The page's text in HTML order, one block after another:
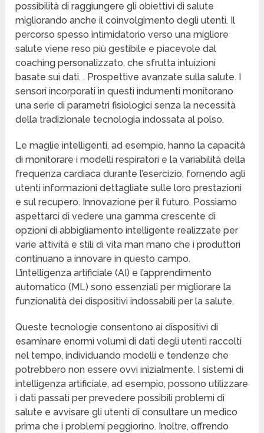
possibilità di raggiungere gli obiettivi di salute
migliorando anche il coinvolgimento degli utenti. Il
percorso spesso intimidatorio verso una migliore
salute viene reso più gestibile e piacevole dal
coaching personalizzato, che sfrutta intuizioni
basate sui dati. . Prospettive avanzate sulla salute. I
sensori incorporati in questi indumenti monitorano
una serie di parametri fisiologici senza la necessità
della tradizionale tecnologia indossata al polso.
Le maglie intelligenti, ad esempio, hanno la capacità
di monitorare i modelli respiratori e la variabilità della
frequenza cardiaca durante l’esercizio, fornendo agli
utenti informazioni dettagliate sulle loro prestazioni
e sul recupero. Innovazione per il futuro. Possiamo
aspettarci di vedere una gamma crescente di
opzioni di abbigliamento intelligente realizzate per
varie attività e stili di vita man mano che i produttori
continuano a innovare in questo campo.
L’intelligenza artificiale (AI) e l’apprendimento
automatico (ML) sono essenziali per migliorare la
funzionalità dei dispositivi indossabili per la salute.
Queste tecnologie consentono ai dispositivi di
esaminare enormi volumi di dati degli utenti raccolti
nel tempo, individuando modelli e tendenze che
potrebbero non essere ovvi inizialmente. I sistemi di
intelligenza artificiale, ad esempio, possono utilizzare
i dati passati per prevedere possibili problemi di
salute e avvisare gli utenti di consultare un medico
prima che i problemi peggiorino. Inoltre, offrendo